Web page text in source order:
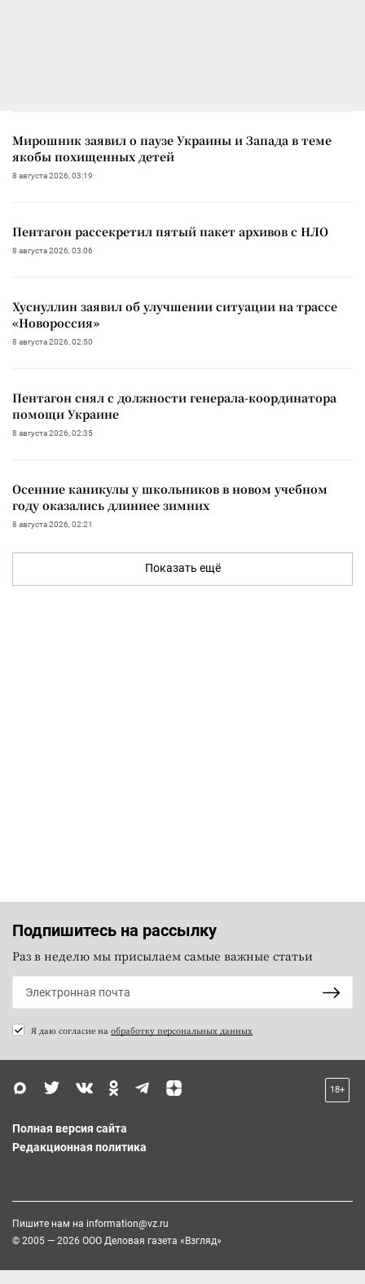
Мирошник заявил о паузе Украины и Запада в теме
якобы похищенных детей
8 августа 2026, 03:19
Пентагон рассекретил пятый пакет архивов с НЛО
8 августа 2026, 03:06
Хуснуллин заявил об улучшении ситуации на трассе
«Новороссия»
8 августа 2026, 02:50
Пентагон снял с должности генерала-координатора
помощи Украине
8 августа 2026, 02:35
Осенние каникулы у школьников в новом учебном
году оказались длиннее зимних
8 августа 2026, 02:21
Показать ещё
Подпишитесь на рассылку
Раз в неделю мы присылаем самые важные статьи
Я даю согласие на обработку персональных данных
18+
Полная версия сайта
Редакционная политика
Пишите нам на information@vz.ru
© 2005 — 2026 ООО Деловая газета «Взгляд»